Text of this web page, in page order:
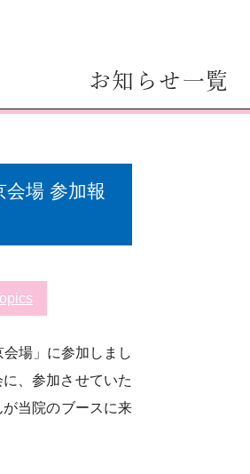
お知らせ一覧
場 参加報
場」に参加しまし
、参加させていた
当院のブースに来